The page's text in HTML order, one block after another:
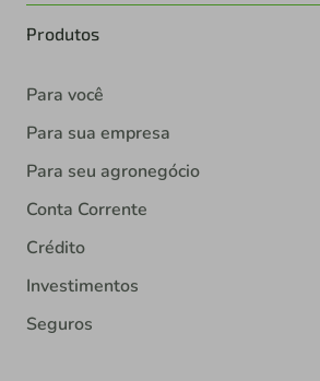
Produtos
Para você
Para sua empresa
Para seu agronegócio
Conta Corrente
Crédito
Investimentos
Seguros